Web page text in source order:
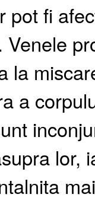
pot fi
Venele
la
a
lor,